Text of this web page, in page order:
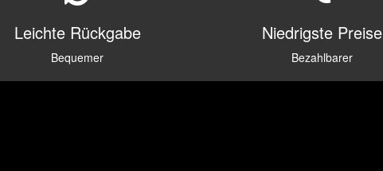
Leichte Rückgabe
Bequemer
Niedrigste Preise
Bezahlbarer